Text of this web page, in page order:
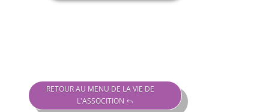
RETOUR AU MENU DE LA VIE DE
L'ASSOCITION